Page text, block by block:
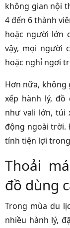
không gian nội
4 đến 6 thành
hoặc người lớn
vậy, mọi người
hoặc nghỉ ngơi
Hơn nữa, không
xếp hành lý, đồ
như vali lớn, túi
động ngoài trời.
tính tiện lợi
Thoải
đồ dùng
Trong mùa du
nhiều hành lý,